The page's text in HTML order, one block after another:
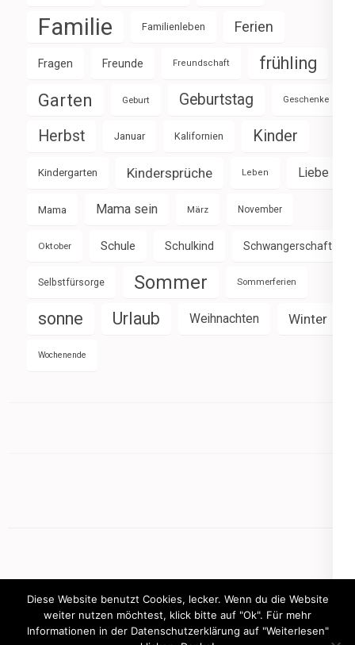
Familie Familienleben Ferien
Fragen Freunde Freundschaft frühling
Garten Geburt Geburtstag Geschenke
Herbst Januar Kalifornien Kinder
Kindergarten Kindersprüche Leben Liebe
Mama Mama sein März November
Oktober Schule Schulkind Schwangerschaft
Selbstfürsorge Sommer Sommerferien
sonne Urlaub Weihnachten Winter
Wochenende
Diese Website benutzt Cookies, lecker. Wenn du die Website
weiter nutzen möchtest, klick bitte auf "Ok". Für mehr
Informationen in der Datenschutzerklärung auf "Weiterlesen"